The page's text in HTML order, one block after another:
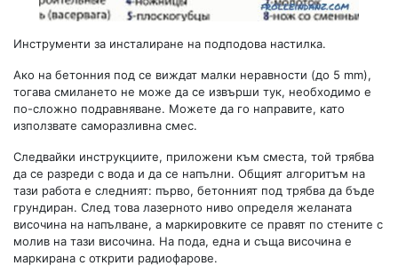
Инструменти за инсталиране на подподова настилка.
Ако на бетонния под се виждат малки неравности (до 5 mm),
тогава смилането не може да се извърши тук, необходимо е
по-сложно подравняване. Можете да го направите, като
използвате саморазливна смес.
Следвайки инструкциите, приложени към сместа, той трябва
да се разреди с вода и да се напълни. Общият алгоритъм на
тази работа е следният: първо, бетонният под трябва да бъде
грундиран. След това лазерното ниво определя желаната
височина на напълване, а маркировките се правят по стените с
молив на тази височина. На пода, една и съща височина е
маркирана с открити радиофарове.